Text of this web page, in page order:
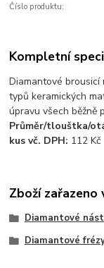
Číslo produktu:
Kompletní
Diamantové brousicí
typů keramických
úpravu všech běžně
Průměr/tlouštka/
kus vč. DPH: 112 Kč
Zboží zařazeno
Diamantové
Diamantové